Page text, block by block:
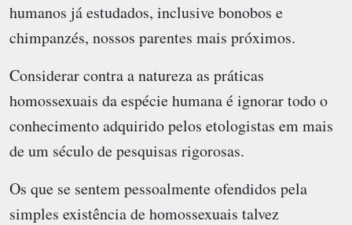
humanos já estudados, inclusive bonobos e
chimpanzés, nossos parentes mais próximos.
Considerar contra a natureza as práticas
homossexuais da espécie humana é ignorar todo o
conhecimento adquirido pelos etologistas em mais
de um século de pesquisas rigorosas.
Os que se sentem pessoalmente ofendidos pela
simples existência de homossexuais talvez